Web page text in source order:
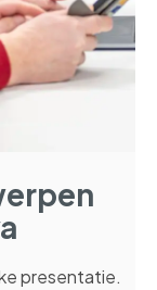
presentatie.